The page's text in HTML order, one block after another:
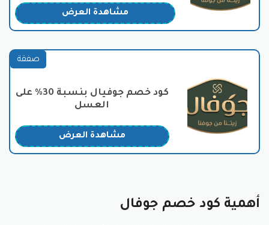
تحظى جوفال بثقة العملاء في جميع أنحاء المملكة بفضل
التزامها بالجودة والشفافية في كافة تعاملاتها. وتعمل
تقديم منتجات وخدمات تلبي تطلعاتهم. بفضل هذه
الالتزامات، استطاعت جوفال أن تضع نفسها في مقدمة
شركات بيع زيت الزيتون في السعودية وأن تكون علامة تجارية
موثوقة ومعروفة بجودتها العالية والاسعار تنافسية مع
كود خصم جوفال.
منتجات متجر جوفال:
وشهادات الجودة الدولية والمحلية.
مشاهدة العرض
صفقة
كود خصم جوفيال بنسبة 30% على
العسل
مشاهدة العرض
أهمية كود خصم جوفال